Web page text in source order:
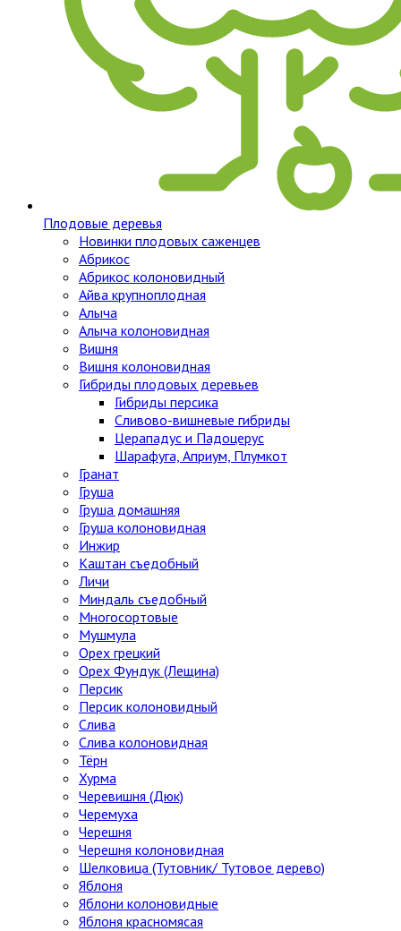
Плодовые деревья
Новинки плодовых саженцев
Абрикос
Абрикос колоновидный
Айва крупноплодная
Алыча
Алыча колоновидная
Вишня
Вишня колоновидная
Гибриды плодовых деревьев
Гибриды персика
Сливово-вишневые гибриды
Церападус и Падоцерус
Шарафуга, Априум, Плумкот
Гранат
Груша
Груша домашняя
Груша колоновидная
Инжир
Каштан съедобный
Личи
Миндаль съедобный
Многосортовые
Мушмула
Орех грецкий
Орех Фундук (Лещина)
Персик
Персик колоновидный
Слива
Слива колоновидная
Тёрн
Хурма
Черевишня (Дюк)
Черемуха
Черешня
Черешня колоновидная
Шелковица (Тутовник/ Тутовое дерево)
Яблоня
Яблони колоновидные
Яблоня красномясая